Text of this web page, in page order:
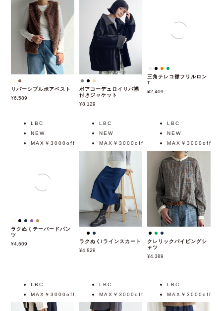
リバーシブルボアベスト
6,589
ボアコーデュロイリバ襟
付きジャケット
8,129
三角テレコ襟フリルロン
LBC
NEW
MAX￥3000off
ラクぬくテーパードパン
ツ
LBC
NEW
MAX￥3000off
ラクぬくIラインスカート
4,829
LBC
NEW
MAX￥3000off
クレリックパイピングシ
ャツ
4,389
LBC
MAX￥3000off
LBC
MAX￥3000off
LBC
MAX￥3000off